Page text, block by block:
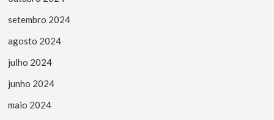
setembro 2024
agosto 2024
julho 2024
junho 2024
maio 2024